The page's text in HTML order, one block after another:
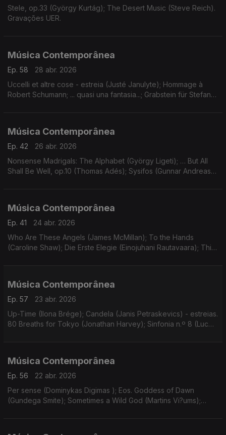
Stele, op.33 (György Kurtág); The Desert Music (Steve Reich).
Gravações UER.
Música Contemporânea
Ep. 58
28 abr. 2026
Uccelli et altre cose - estreia (Justé Janulyte); Hommage à
Robert Schumann; ... quasi una fantasia...; Grabstein für Stefan
Música Contemporânea
Ep. 42
26 abr. 2026
Nonsense Madrigals: The Alphabet (György Ligeti); … But All
Shall Be Well, op.10 (Thomas Adés); Sysifos (Gunnar Andreas
Música Contemporânea
Ep. 41
24 abr. 2026
Who Are These Angels (James McMillan); To the Hands
(Caroline Shaw); Die Erste Elegie (Einojuhani Rautavaara); Thin
Música Contemporânea
Ep. 57
23 abr. 2026
Up-Time (Ilona Brége); Candela (Janis Petraskevics) - estreias.
80 Breaths for Tokyo (Jonathan Harvey); Sinfonia n.º 8 (Luc
Música Contemporânea
Ep. 56
22 abr. 2026
Per sense (Dominykas Digimas ); Eos. Goddess of Dawn
(Gundega Smite); Sometimes a Wild God (Martins Vi?ums);